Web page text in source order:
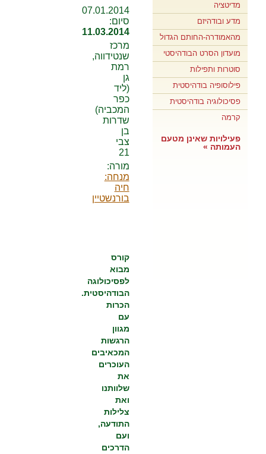
מדיטציה
מדע ובודהיזם
מהאמודרה-החותם הגדול
מועדון הסרט הבודהיסטי
סוטרות ותפילות
פילוסופיה בודהיסטית
פסיכולוגיה בודהיסטית
קרמה
פעילויות שאינן מטעם
העמותה »
07.01.2014
סיום:
11.03.2014
מרכז
שנטידווה,
רמת
גן
(ליד
כפר
המכביה)
שדרות
בן
צבי
21
מורה:
מנחה:
חיה
בורנשטיין
קורס
מבוא
לפסיכולוגה
הבודהיסטית.
הכרות
עם
מגוון
הרגשות
המכאיבים
העוכרים
את
שלוותנו
ואת
צלילות
התודעה,
ועם
הדרכים